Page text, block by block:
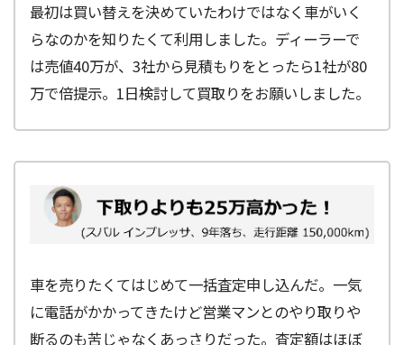
最初は買い替えを決めていたわけではなく車がいく
らなのかを知りたくて利用しました。ディーラーで
は売値40万が、3社から見積もりをとったら1社が80
万で倍提示。1日検討して買取りをお願いしました。
車を売りたくてはじめて一括査定申し込んだ。一気
に電話がかかってきたけど営業マンとのやり取りや
断るのも苦じゃなくあっさりだった。査定額はほぼ